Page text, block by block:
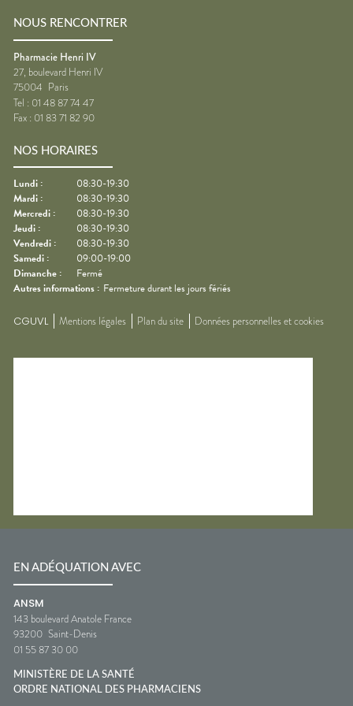
NOUS RENCONTRER
Pharmacie Henri IV
27, boulevard Henri IV
75004 Paris
Tel : 01 48 87 74 47
Fax : 01 83 71 82 90
NOS HORAIRES
Lundi :
08:30-19:30
Mardi :
08:30-19:30
Mercredi :
08:30-19:30
Jeudi :
08:30-19:30
Vendredi :
08:30-19:30
Samedi :
09:00-19:00
Dimanche :
Fermé
Autres informations : Fermeture durant les jours fériés
CGUVL Mentions légales Plan du site Données personnelles et cookies
EN ADÉQUATION AVEC
ANSM
143 boulevard Anatole France
93200 Saint-Denis
01 55 87 30 00
MINISTÈRE DE LA SANTÉ
ORDRE NATIONAL DES PHARMACIENS